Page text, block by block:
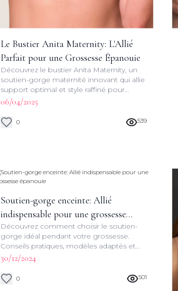
Le Bustier Anita Maternity: L'Allié
Parfait pour une Grossesse Épanouie
Découvrez le bustier Anita Maternity, un
soutien-gorge maternité innovant qui allie
support optimal et style raffiné pour
accompagner les futures mamans tout au
long de leur grossesse.
06/04/2025
0 539
Soutien-gorge enceinte: Allié
indispensable pour une grossesse
épanouie
Découvrez comment choisir le soutien-
gorge idéal pendant votre grossesse.
Conseils pratiques, modèles adaptés et
astuces pour une maternité sereine et
stylée.
30/12/2024
0 501